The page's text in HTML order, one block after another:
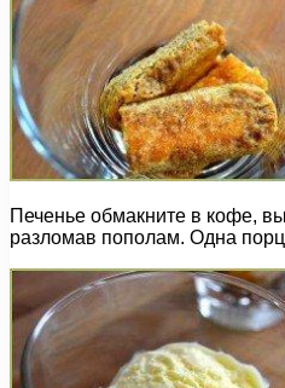
Печенье обмакните в кофе,
разломав пополам. Одна